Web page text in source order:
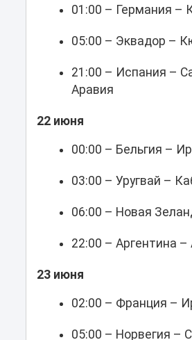
01:00 – Германия –
05:00 – Эквадор –
21:00 – Испания –
Аравия
22 июня
00:00 – Бельгия –
03:00 – Уругвай –
06:00 – Новая
22:00 – Аргентина –
23 июня
02:00 – Франция –
05:00 – Норвегия –